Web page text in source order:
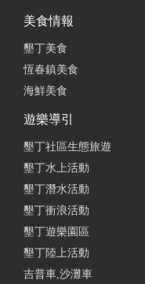
美食情報
墾丁美食
恆春鎮美食
海鮮美食
遊樂導引
墾丁社區生態旅遊
墾丁水上活動
墾丁潛水活動
墾丁衝浪活動
墾丁遊樂園區
墾丁陸上活動
吉普車,沙灘車